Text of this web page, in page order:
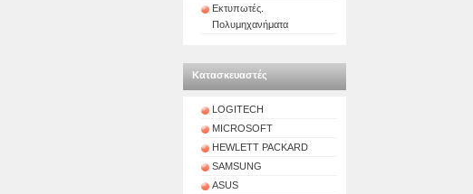
Εκτυπωτές.
Πολυμηχανήματα
Κατασκευαστές
LOGITECH
MICROSOFT
HEWLETT PACKARD
SAMSUNG
ASUS